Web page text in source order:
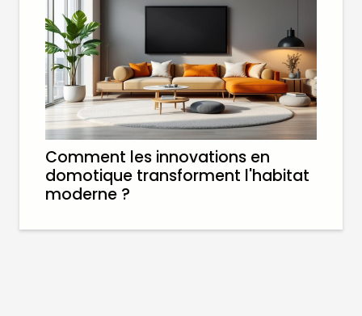
Comment les innovations en
domotique transforment l'habitat
moderne ?